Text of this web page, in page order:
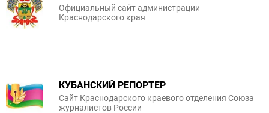
Официальный сайт администрации
Краснодарского края
КУБАНСКИЙ РЕПОРТЕР
Сайт Краснодарского краевого отделения Союза
журналистов России